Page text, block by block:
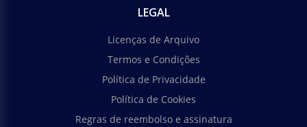
LEGAL
Licenças de Arquivo
Termos e Condições
Política de Privacidade
Política de Cookies
Regras de reembolso e assinatura